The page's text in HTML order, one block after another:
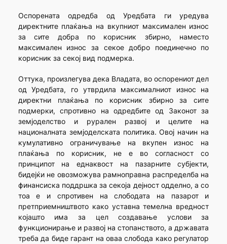
Оспорената одредба од Уредбата ги уредува
директните плаќања на вкупниот максимален износ
за сите добра по корисник збирно, наместо
максимален износ за секое добро поединечно по
корисник за секој вид подмерка.
Оттука, произлегува дека Владата, во оспорениот дел
од Уредбата, го утврдила максималниот износ на
директни плаќања по корисник збирно за сите
подмерки, спротивно на одредбите од Законот за
земјоделство и рурален развој и целите на
националната земјоделската политика. Овој начин на
кумулативно ограничување на вкупен износ на
плаќања по корисник, не е во согласност со
принципот на еднаквост на пазарните субјекти,
бидејќи не овозможува рамноправна распределба на
финансиска поддршка за секоја дејност одделно, а со
тоа е и спротивен на слободата на пазарот и
претприемништвото како уставна темелна вредност
којашто има за цел создавање услови за
функционирање и развој на стопанството, а државата
треба да биде гарант на оваа слобода како регулатор